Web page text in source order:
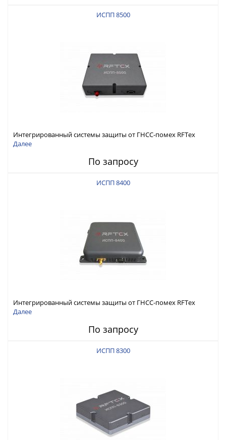
ИСПП 8500
Интегрированный системы защиты от ГНСС-помех RFТех
ИСПП 8500
Далее
По запросу
ИСПП 8400
Интегрированный системы защиты от ГНСС-помех RFТех
ИСПП 8400
Далее
По запросу
ИСПП 8300